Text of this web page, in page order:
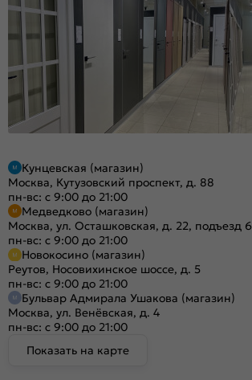
Кунцевская (магазин)
Москва, Кутузовский проспект, д. 88
пн-вс: с 9:00 до 21:00
Медведково (магазин)
Москва, ул. Осташковская, д. 22, подъезд 6
пн-вс: с 9:00 до 21:00
Новокосино (магазин)
Реутов, Носовихинское шоссе, д. 5
пн-вс: с 9:00 до 21:00
Бульвар Адмирала Ушакова (магазин)
Москва, ул. Венёвская, д. 4
пн-вс: с 9:00 до 21:00
Показать на карте